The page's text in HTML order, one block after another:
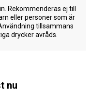
Rekommenderas ej till
eller personer som är
tillsammans
drycker avråds.
nu